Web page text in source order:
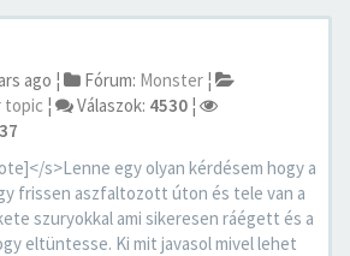
ago ¦ Fórum: Monster ¦
topic ¦ Válaszok: 4530 ¦
s>Lenne egy olyan kérdésem hogy a
frissen aszfaltozott úton és tele van a
szuryokkal ami sikeresen ráégett és a
eltüntesse. Ki mit javasol mivel lehet